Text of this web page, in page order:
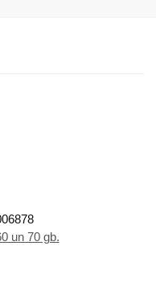
un 70 gb.